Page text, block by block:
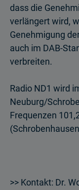
dass die
verlängert wird,
Genehmigung
auch im DAB-
verbreiten.
Radio ND1 wird
Neuburg/
Frequenzen
>> Kontakt: Dr.